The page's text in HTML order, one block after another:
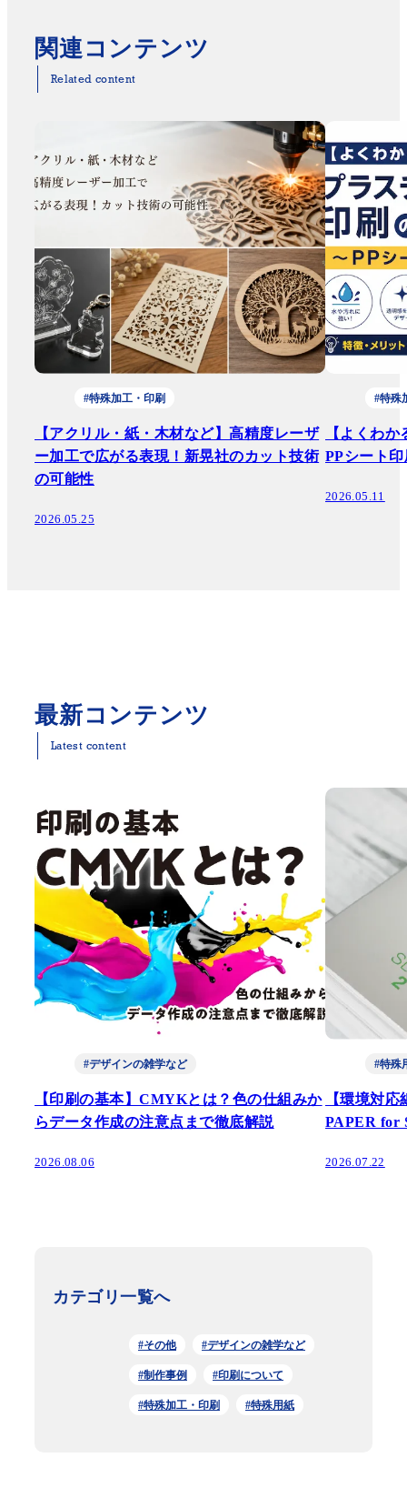
関連コンテンツ
Related content
#特殊加工・印刷
【アクリル・紙・木材など】高精度レーザ
ー加工で広がる表現！新晃社のカット技術
の可能性
2026.05.25
#特殊
【よくわ
PPシート
2026.05.11
最新コンテンツ
Latest content
#デザインの雑学など
【印刷の基本】CMYKとは？色の仕組みか
らデータ作成の注意点まで徹底解説
2026.08.06
#特殊
【環境対
PAPER for
2026.07.22
カテゴリ一覧へ
#その他 #デザインの雑学など
#制作事例 #印刷について
#特殊加工・印刷 #特殊用紙